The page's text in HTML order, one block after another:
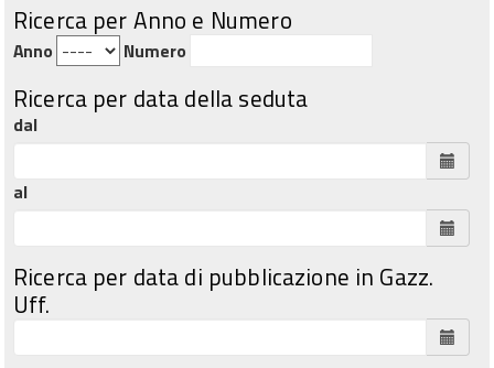
Ricerca per Anno e Numero
Anno Numero
Ricerca per data della seduta
dal
al
Ricerca per data di pubblicazione in Gazz.
Uff.